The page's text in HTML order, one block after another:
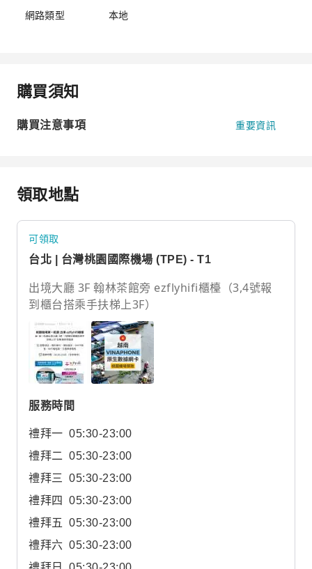
網路類型 本地
購買須知
購買注意事項 重要資訊
領取地點
可領取
台北 | 台灣桃園國際機場 (TPE) - T1
出境大廳 3F 翰林茶館旁 ezflyhifi櫃檯（3,4號報
到櫃台搭乘手扶梯上3F）
服務時間
禮拜一 05:30-23:00
禮拜二 05:30-23:00
禮拜三
05:30-23:00
禮拜四
05:30-23:00
禮拜五
05:30-23:00
禮拜六 05:30-23:00